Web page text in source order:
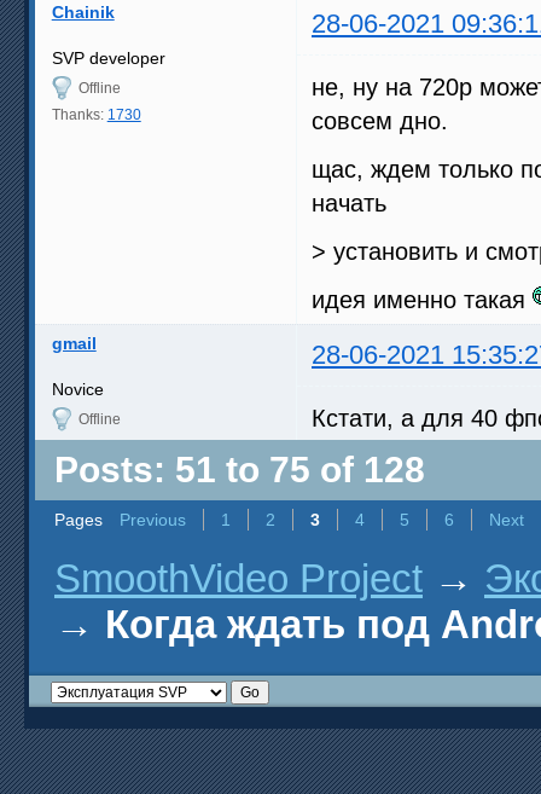
Chainik 28-06-2021
SVP developer
Offline
Thanks: 1730
не, ну на 720p
совсем дно.
щас, ждем только
начать
> установить и
идея именно такая
gmail 28-06-2021
Novice
Offline Кстати, а для 40
Posts: 51 to 75 of 128
Pages Previous 1 2 3 4 5 6 Next
SmoothVideo Project →
→ Когда ждать под